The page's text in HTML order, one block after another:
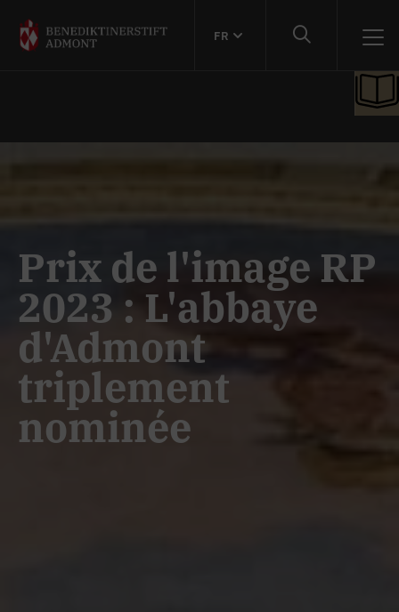
FR
Prix de l'image RP
2023 : L'abbaye
d'Admont
triplement
nominée